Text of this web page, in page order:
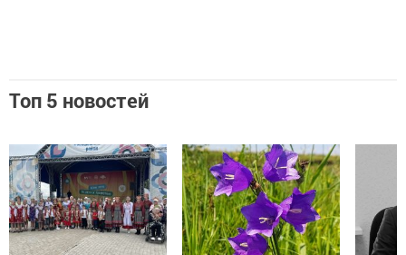
Топ 5 новостей